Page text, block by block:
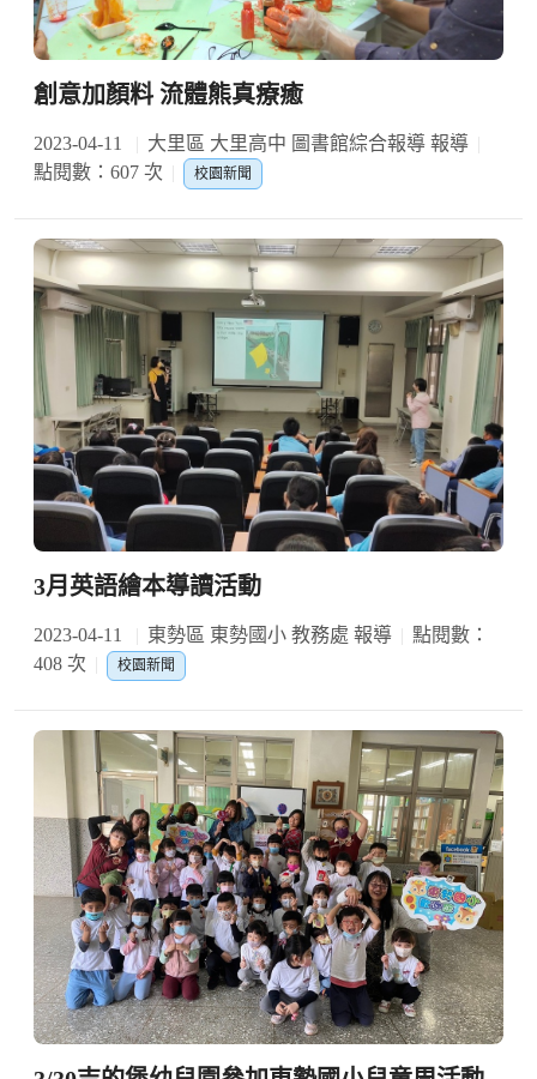
創意加顏料 流體熊真療癒
2023-04-11
大里區 大里高中 圖書館綜合報導 報導
點閱數：607 次
校園新聞
3月英語繪本導讀活動
2023-04-11 東勢區 東勢國小 教務處 報導
點閱數：
408 次
校園新聞